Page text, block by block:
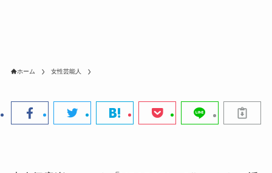
ホーム 女性芸能人